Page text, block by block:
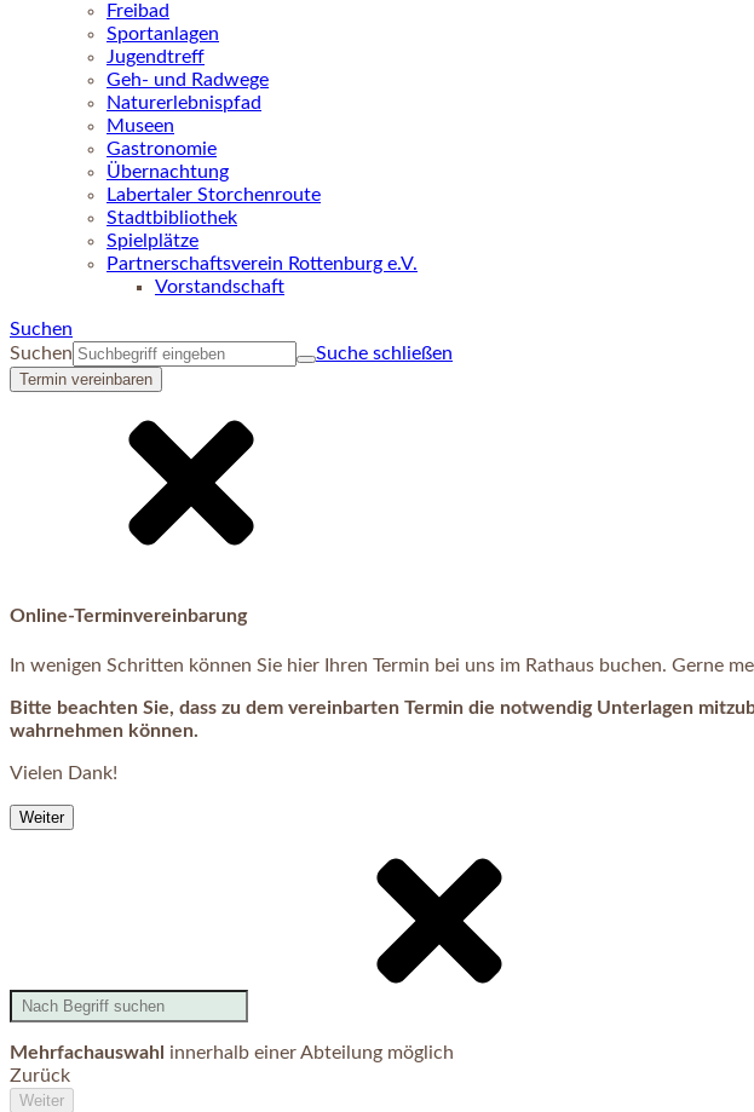
Freibad
Sportanlagen
Jugendtreff
Geh- und Radwege
Naturerlebnispfad
Museen
Gastronomie
Übernachtung
Labertaler Storchenroute
Stadtbibliothek
Spielplätze
Partnerschaftsverein Rottenburg e.V.
Vorstandschaft
Suchen
Suchen
Suche schließen
Termin vereinbaren
Online-Terminvereinbarung
In wenigen Schritten können Sie hier Ihren Termin bei uns im Rathaus buchen. Gerne
Bitte beachten Sie, dass zu dem vereinbarten Termin die notwendig Unterlagen
wahrnehmen können.
Vielen Dank!
Weiter
Mehrfachauswahl innerhalb einer Abteilung möglich
Zurück
Weiter